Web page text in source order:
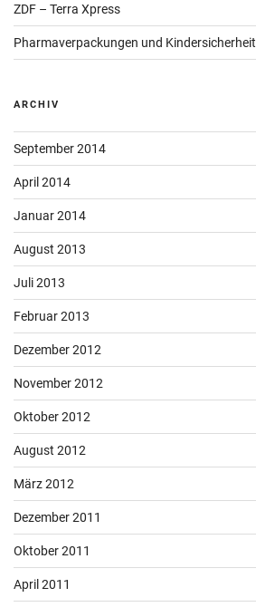
ZDF – Terra Xpress
Pharmaverpackungen und Kindersicherheit
ARCHIV
September 2014
April 2014
Januar 2014
August 2013
Juli 2013
Februar 2013
Dezember 2012
November 2012
Oktober 2012
August 2012
März 2012
Dezember 2011
Oktober 2011
April 2011